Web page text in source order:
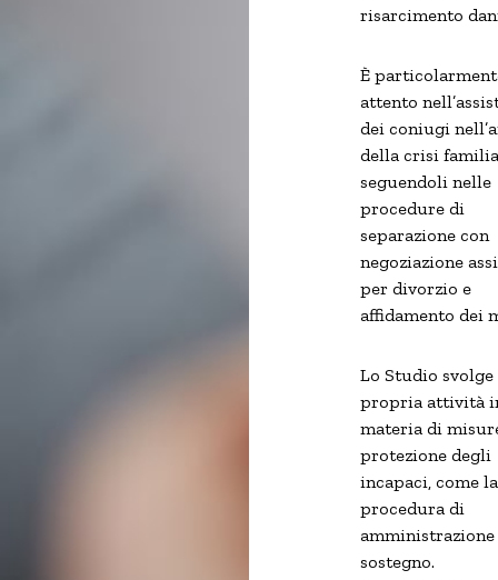
risarcimento
È
attento
dei coniugi
della crisi
seguendoli nelle
procedure di
separazione con
negoziazione
per divorzio e
affidamento dei
Lo Studio svolge
propria attività
materia di
protezione degli
incapaci, come la
procedura di
sostegno.